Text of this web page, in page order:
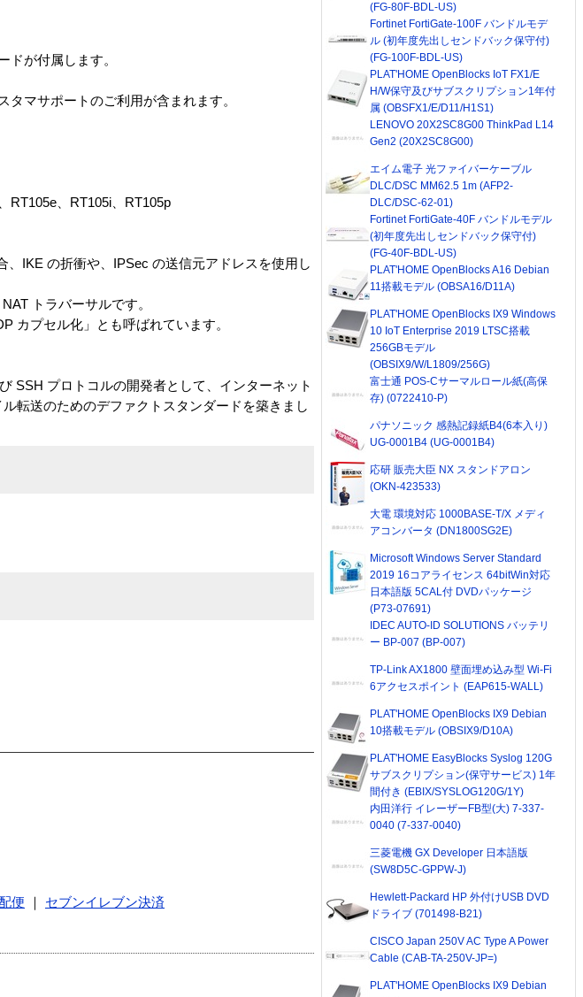
が付属します。
マサポートのご利用が含まれます。
RT105e、RT105i、RT105p
IKE の折衝や、IPSec の送信元アドレスを使用し
トラバーサルです。
カプセル化」とも呼ばれています。
SSH プロトコルの開発者として、インターネット
転送のためのデファクトスタンダードを築きまし
便
セブンイレブン決済
(FG-80F-BDL-US)
Fortinet FortiGate-100F バンドルモデ
ル (初年度先出しセンドバック保守付)
(FG-100F-BDL-US)
PLAT'HOME OpenBlocks IoT FX1/E
H/W保守及びサブスクリプション1年付
属 (OBSFX1/E/D11/H1S1)
LENOVO 20X2SC8G00 ThinkPad L14
Gen2 (20X2SC8G00)
エイム電子 光ファイバーケーブル
DLC/DSC MM62.5 1m (AFP2-
DLC/DSC-62-01)
Fortinet FortiGate-40F バンドルモデル
(初年度先出しセンドバック保守付)
(FG-40F-BDL-US)
PLAT'HOME OpenBlocks A16 Debian
11搭載モデル (OBSA16/D11A)
PLAT'HOME OpenBlocks IX9 Windows
10 IoT Enterprise 2019 LTSC搭載
256GBモデル
(OBSIX9/W/L1809/256G)
富士通 POS-Cサーマルロール紙(高保
存) (0722410-P)
パナソニック 感熱記録紙B4(6本入り)
UG-0001B4 (UG-0001B4)
応研 販売大臣 NX スタンドアロン
(OKN-423533)
大電 環境対応 1000BASE-T/X メディ
アコンバータ (DN1800SG2E)
Microsoft Windows Server Standard
2019 16コアライセンス 64bitWin対応
日本語版 5CAL付 DVDパッケージ
(P73-07691)
IDEC AUTO-ID SOLUTIONS バッテリ
ー BP-007 (BP-007)
TP-Link AX1800 壁面埋め込み型 Wi-Fi
6アクセスポイント (EAP615-WALL)
PLAT'HOME OpenBlocks IX9 Debian
10搭載モデル (OBSIX9/D10A)
PLAT'HOME EasyBlocks Syslog 120G
サブスクリプション(保守サービス) 1年
間付き (EBIX/SYSLOG120G/1Y)
内田洋行 イレーザーFB型(大) 7-337-
0040 (7-337-0040)
三菱電機 GX Developer 日本語版
(SW8D5C-GPPW-J)
Hewlett-Packard HP 外付けUSB DVD
ドライブ (701498-B21)
CISCO Japan 250V AC Type A Power
Cable (CAB-TA-250V-JP=)
PLAT'HOME OpenBlocks IX9 Debian